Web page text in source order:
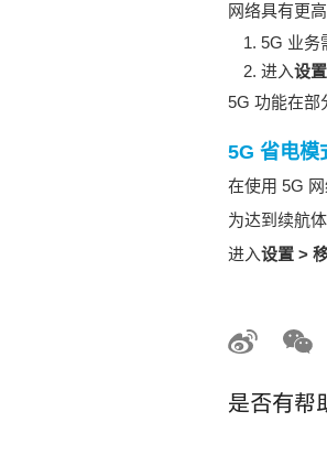
网络具有更
5G 业务
进入设置
5G 功能在部
5G 省电模
在使用 5G
为达到续航
进入设置>
是否有帮